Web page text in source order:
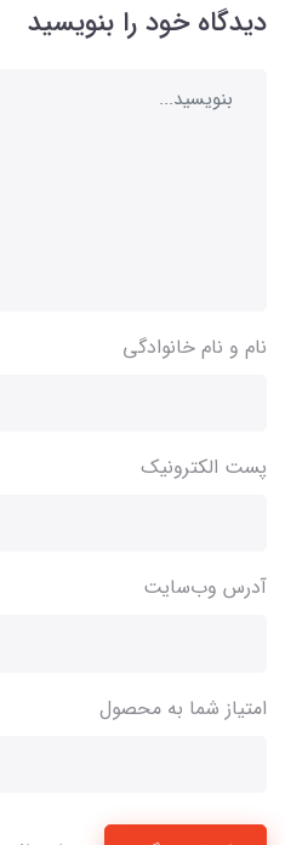
دیدگاه خود را بنویسید
نام و نام خانوادگی
پست الکترونیک
آدرس وب‌سایت
امتیاز شما به محصول